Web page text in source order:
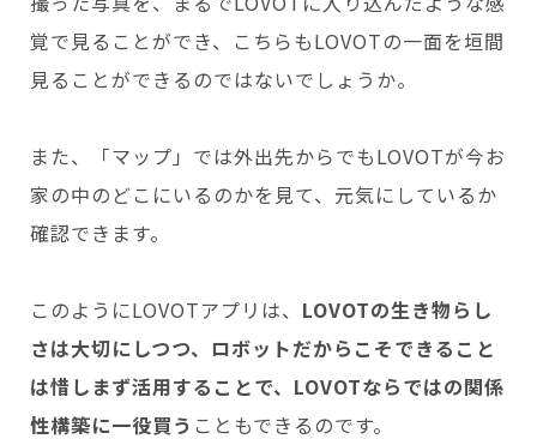
覚で見ることができ、こちらもLOVOTの一面を垣間
見ることができるのではないでしょうか。
また、「マップ」では外出先からでもLOVOTが今お
家の中のどこにいるのかを見て、元気にしているか
確認できます。
このようにLOVOTアプリは、 LOVOTの生き物らし
さは大切にしつつ、ロボットだからこそできること
は惜しまず活用することで、LOVOTならではの関係
性構築に一役買う こともできるのです。